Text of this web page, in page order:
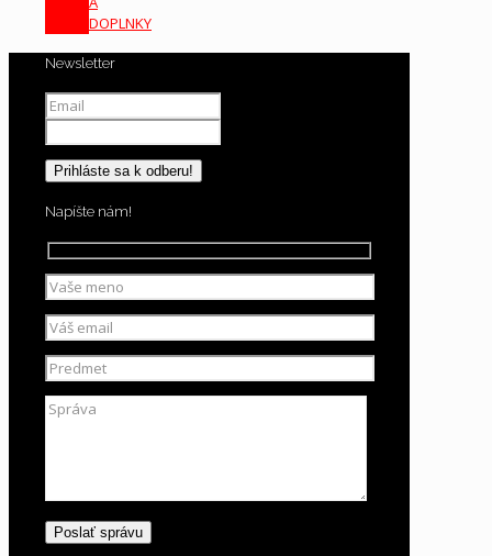
DOPLNKY
Newsletter
Napíšte nám!